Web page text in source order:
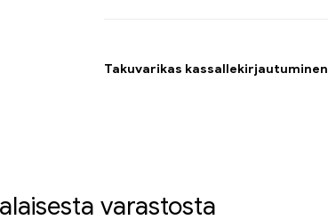
Takuvarikas kassallekirjautuminen
varastosta